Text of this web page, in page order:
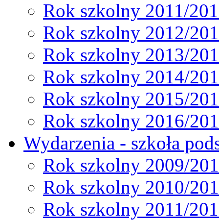
Rok szkolny 2011/
Rok szkolny 2012/
Rok szkolny 2013/
Rok szkolny 2014/
Rok szkolny 2015/
Rok szkolny 2016/
Wydarzenia - szkoła
Rok szkolny 2009/
Rok szkolny 2010/
Rok szkolny 2011/